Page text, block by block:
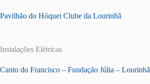
Pavilhão do Hóquei Clube da Lourinhã
Instalações Elétricas
Canto do Francisco – Fundação Júlia – Lourinhã